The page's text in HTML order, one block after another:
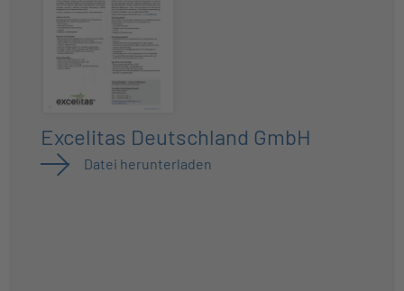
Excelitas Deutschland GmbH
Datei herunterladen